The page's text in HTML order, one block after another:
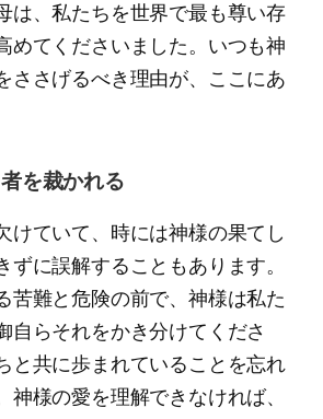
は、私たちを世界で最も尊い存
めてくださいました。いつも神
ささげるべき理由が、ここにあ
を裁かれる
けていて、時には神様の果てし
ずに誤解することもあります。
苦難と危険の前で、神様は私た
自らそれをかき分けてくださ
と共に歩まれていることを忘れ
神様の愛を理解できなければ、